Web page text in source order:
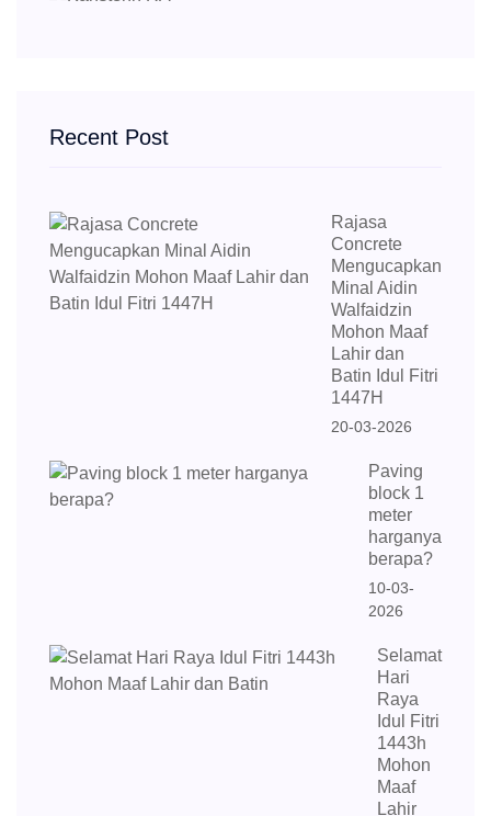
Recent Post
Rajasa
Concrete
Mengucapkan
Minal Aidin
Walfaidzin
Mohon Maaf
Lahir dan
Batin Idul Fitri
1447H
20-03-2026
Paving
block 1
meter
harganya
berapa?
10-03-
2026
Selamat
Hari
Raya
Idul Fitri
1443h
Mohon
Maaf
Lahir